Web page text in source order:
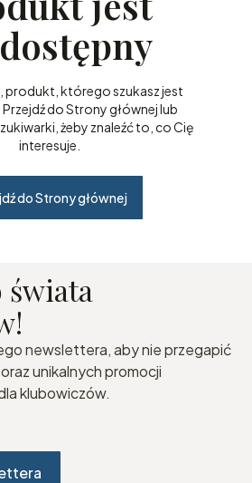
produkt, którego szukasz jest
do Strony głównej lub
żeby znaleźć to, co Cię
interesuje.
do Strony głównej
świata
newslettera, aby nie przegapić
unikalnych promocji
klubowiczów.